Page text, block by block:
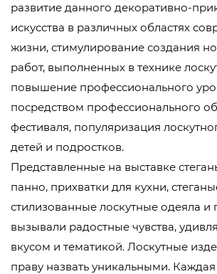
развитие данного декоративно-
искусства в различных областях
жизни, стимулирование создания
работ, выполненных в технике
повышение профессионального
посредством профессионального
фестиваля, популяризация
детей и подростков.
Представленные на выставке
панно, прихватки для кухни,
стилизованные лоскутные одеяла и
вызывали радостные чувства,
вкусом и тематикой. Лоскутные
праву назвать уникальными.